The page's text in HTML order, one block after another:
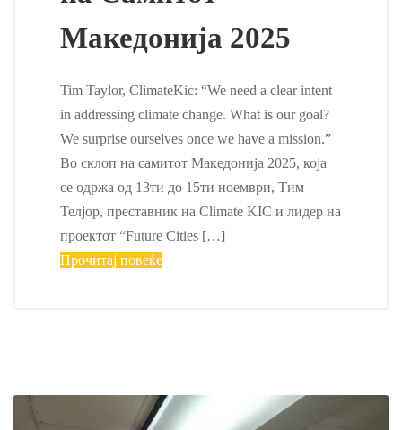
Македонија 2025
Tim Taylor, ClimateKic: “We need a clear intent
in addressing climate change. What is our goal?
We surprise ourselves once we have a mission.”
Во склоп на самитот Македонија 2025, која
се одржа од 13ти до 15ти ноември, Тим
Телјор, преставник на Climate KIC и лидер на
проектот “Future Cities […]
Прочитај повеќе